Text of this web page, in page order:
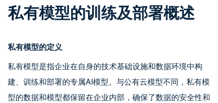
私有模型的训练及部署概述
私有模型的定义
私有模型是指企业在自身的技术基础设施和数据环境中构
建、训练和部署的专属AI模型。与公有云模型不同，私有模
型的数据和模型都保留在企业内部，确保了数据的安全性和